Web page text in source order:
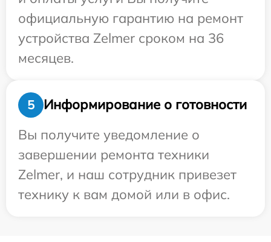
официальную гарантию на ремонт
устройства Zelmer сроком на 36
месяцев.
5
Информирование о готовности
Вы получите уведомление о
завершении ремонта техники
Zelmer, и наш сотрудник привезет
технику к вам домой или в офис.